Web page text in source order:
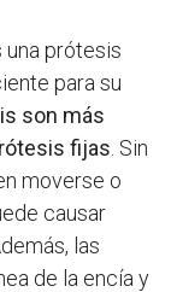
una prótesis
para su
son más
fijas . Sin
moverse o
causar
las
de la encía y